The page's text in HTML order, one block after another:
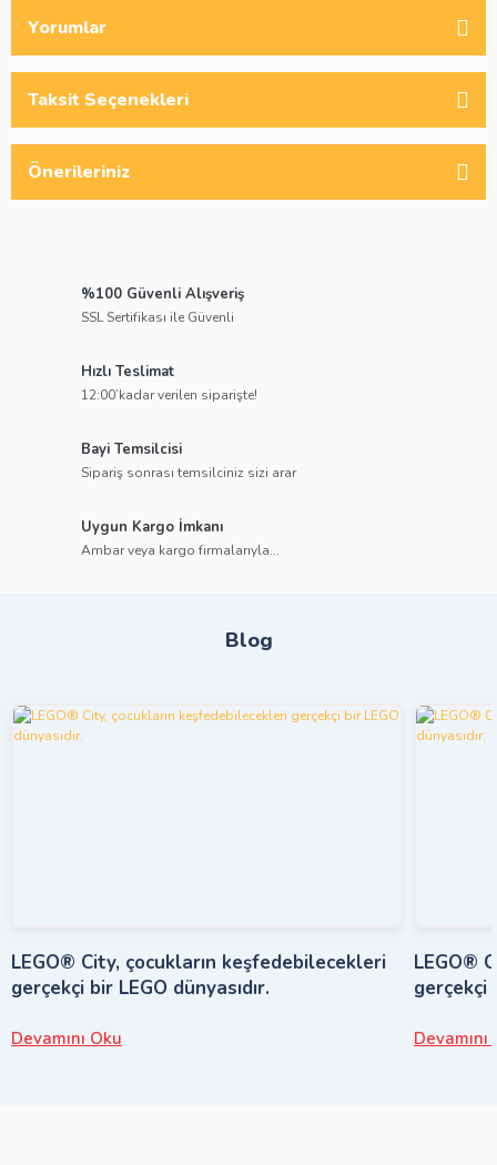
Yorumlar
Taksit Seçenekleri
Önerileriniz
%100 Güvenli Alışveriş
SSL Sertifikası ile Güvenli
Hızlı Teslimat
12:00’kadar verilen siparişte!
Bayi Temsilcisi
Sipariş sonrası temsilciniz sizi arar
Uygun Kargo İmkanı
Ambar veya kargo firmalarıyla...
Blog
LEGO® City, çocukların keşfedebilecekleri
gerçekçi bir LEGO dünyasıdır.
Devamını Oku
LEGO®
gerçekçi
Devamını